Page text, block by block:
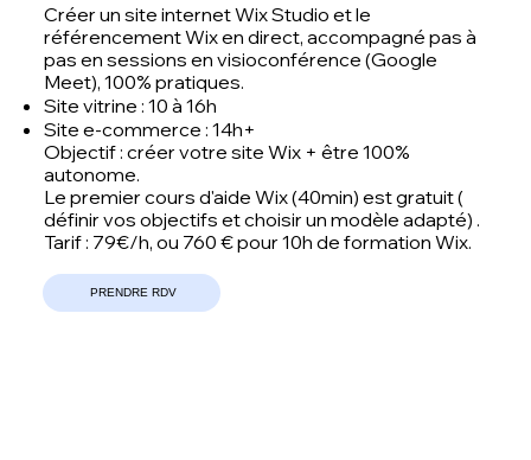
Créer un site internet Wix Studio et le
référencement Wix en direct, accompagné pas à
pas en sessions en visioconférence (Google
Meet), 100% pratiques.
Site vitrine : 10 à 16h
Site e-commerce : 14h+
Objectif : créer votre site Wix + être 100%
autonome.
Le premier cours d'aide Wix (40min) est gratuit (
définir vos objectifs et choisir un modèle adapté) .
Tarif : 79€/h, ou 760 € pour 10h de formation Wix.
PRENDRE RDV